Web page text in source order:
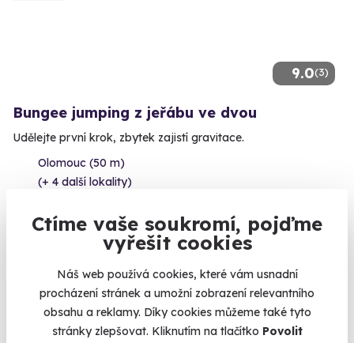
Ctíme vaše soukromí, pojďme
vyřešit cookies
Náš web používá cookies, které vám usnadní
procházení stránek a umožní zobrazení relevantního
obsahu a reklamy. Díky cookies můžeme také tyto
stránky zlepšovat. Kliknutím na tlačítko Povolit
9.0(3)
Bungee jumping z jeřábu ve dvou
Udělejte první krok, zbytek zajistí gravitace.
Olomouc (50 m)
(+ 4 další lokality)
8 490 Kč
8 190 Kč
Volný termín už 12. 08. 2026